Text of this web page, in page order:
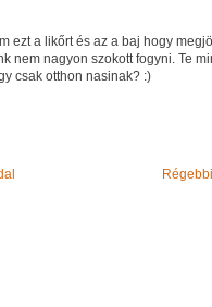
ezt a likőrt és az a baj hogy
nem nagyon szokott fogyni. Te
csak otthon nasinak? :)